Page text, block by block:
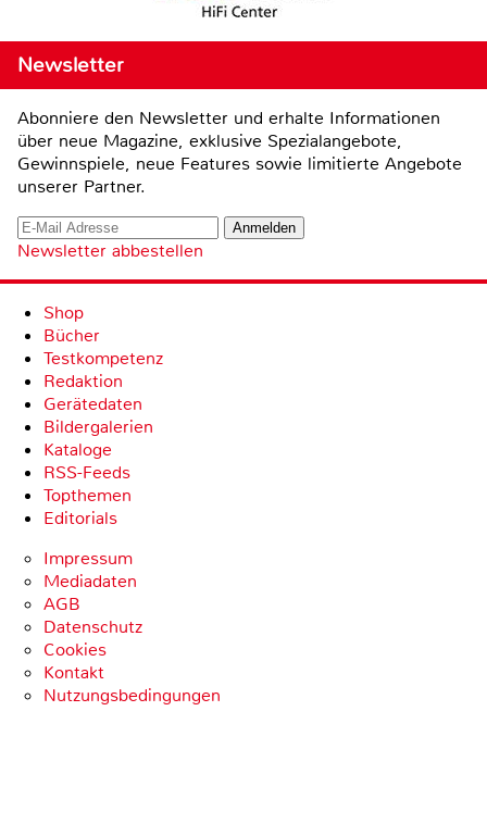
Newsletter
Abonniere den Newsletter und erhalte Informationen
über neue Magazine, exklusive Spezialangebote,
Gewinnspiele, neue Features sowie limitierte Angebote
unserer Partner.
Newsletter abbestellen
Shop
Bücher
Testkompetenz
Redaktion
Gerätedaten
Bildergalerien
Kataloge
RSS-Feeds
Topthemen
Editorials
Impressum
Mediadaten
AGB
Datenschutz
Cookies
Kontakt
Nutzungsbedingungen